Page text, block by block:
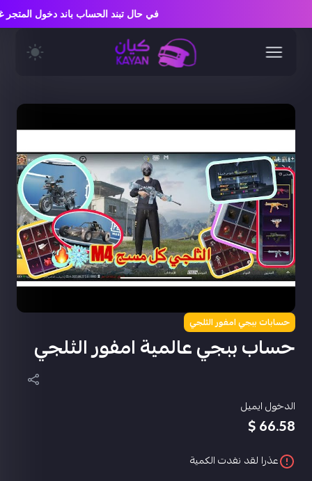
حسابات ببجي امفور الثلجي
حساب ببجي عالمية امفور الثلجي
الدخول ايميل
66.58 $
عذرا لقد نفدت الكمية
في حال تبند الحساب باند دخول